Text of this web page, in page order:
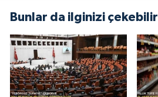
Bunlar da ilginizi çekebilir